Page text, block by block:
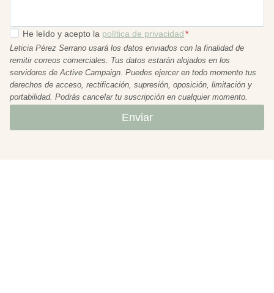
He leído y acepto la política de privacidad*
Leticia Pérez Serrano usará los datos enviados con la finalidad de
remitir correos comerciales. Tus datos estarán alojados en los
servidores de Active Campaign. Puedes ejercer en todo momento tus
derechos de acceso, rectificación, supresión, oposición, limitación y
portabilidad. Podrás cancelar tu suscripción en cualquier momento.
Enviar